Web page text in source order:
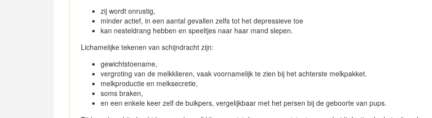
zij wordt onrustig,
minder actief, in een aantal gevallen zelfs tot het depressieve toe
kan nesteldrang hebben en speeltjes naar haar mand slepen.
Lichamelijke tekenen van schijndracht zijn:
gewichtstoename,
vergroting van de melkklieren, vaak voornamelijk te zien bij het achterste melkpakket.
melkproductie en melksecretie,
soms braken,
en een enkele keer zelf de buikpers, vergelijkbaar met het persen bij de geboorte van pups.